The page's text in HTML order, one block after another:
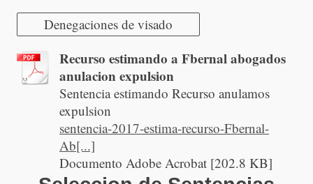
Denegaciones de visado
Recurso estimando a Fbernal abogados
anulacion expulsion
Sentencia estimando Recurso anulamos
expulsion
sentencia-2017-estima-recurso-Fbernal-
Ab[...]
Documento Adobe Acrobat [202.8 KB]